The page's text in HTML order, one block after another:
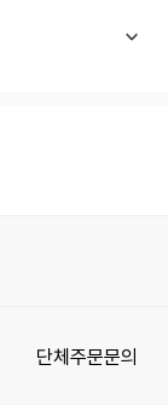
단체주문문의